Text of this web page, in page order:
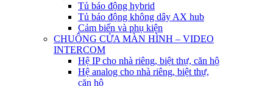
Tủ báo động hybrid
Tủ báo động không dây AX hub
Cảm biến và phụ kiện
CHUÔNG CỬA MÀN HÌNH – VIDEO
INTERCOM
Hệ IP cho nhà riêng, biệt thự, căn hộ
Hệ analog cho nhà riêng, biệt thự,
căn hộ